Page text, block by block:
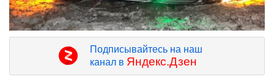
Подписывайтесь на наш
канал в Яндекс.Дзен